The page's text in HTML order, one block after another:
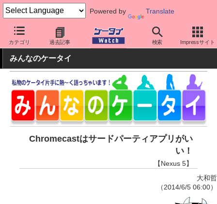
Powered by Translate
カテゴリ 過去記事 検索 Impressサイト
ケータイ Watch OS Android Nexus
みんなのケータイ
Chromecastはサードパーティアプリがい
い！
【Nexus 5】
大和哲
（2014/6/5 06:00）